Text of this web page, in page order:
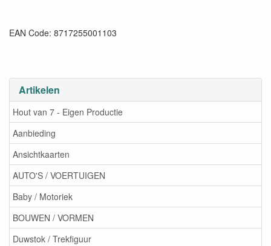
Artikelen
Hout van 7 - Eigen Productie
Aanbieding
Ansichtkaarten
AUTO'S / VOERTUIGEN
Baby / Motoriek
BOUWEN / VORMEN
Duwstok / Trekfiguur
EAN Code: 8717255001103